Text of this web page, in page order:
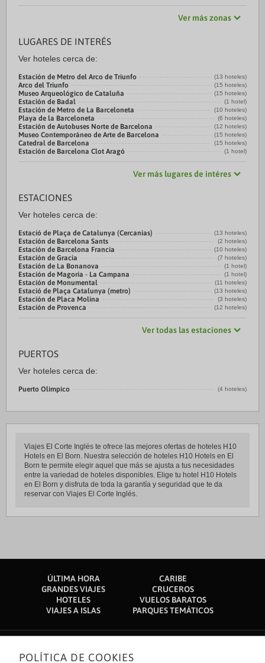
Ver más zonas
LUGARES DE INTERÉS
Ver hoteles cerca de:
Estación de Metro del Arco de Triunfo (13 hoteles)
Arco del Triunfo (15 hoteles)
Museo Arqueológico de Cataluña (15 hoteles)
Estación de Badal (1 hotel)
Estación de Metro de La Barceloneta (10 hoteles)
Playa de la Barceloneta (6 hoteles)
Estación de Autobuses Norte de Barcelona (12 hoteles)
Museo Contemporáneo de Arte de Barcelona (15 hoteles)
Catedral de Barcelona (15 hoteles)
Estación de Barcelona Clot Aragó (1 hotel)
Ver más lugares de intéres
ESTACIONES
Ver hoteles cerca de:
Estació de Plaça de Catalunya (Cercanias) (13 hoteles)
Estación de Barcelona Sants (2 hoteles)
Estación de Barcelona Francia (10 hoteles)
Estación de Gracia (7 hoteles)
Estación de La Bonanova (1 hotel)
Estación de Magoria - La Campana (1 hotel)
Estación de Monumental (11 hoteles)
Estació de Plaça Catalunya (metro) (13 hoteles)
Estación de Placa Molina (3 hoteles)
Estación de Provenca (12 hoteles)
Ver todas las estaciones
PUERTOS
Ver hoteles cerca de:
Puerto Olímpico (4 hoteles)
Viajes El Corte Inglés te ofrece las mejores ofertas de hoteles H10
Hotels en El Born. Nuestra selección de hoteles H10 Hotels en El
Born te permite elegir aquel que más se ajusta a tus necesidades
entre la variedad de hoteles disponibles. Elige tu hotel H10 Hotels
en El Born y disfruta de toda la garantía y seguridad que te da
reservar con Viajes El Corte Inglés.
ÚLTIMA HORA
CARIBE
GRANDES VIAJES
CRUCEROS
HOTELES
VUELOS BARATOS
VIAJES A ISLAS
PARQUES TEMÁTICOS
Sobre nosotros
POLÍTICA DE COOKIES